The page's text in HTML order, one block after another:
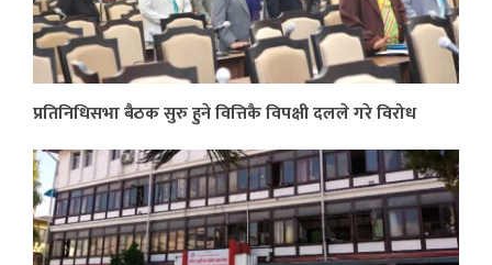
प्रतिनिधिसभा बैठक सुरु हुने वित्तिकै विपक्षी दलले गरे विरोध